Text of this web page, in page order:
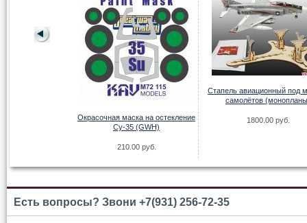
Окрасочная маска на остекление
Су-35 (GWH)
210.00 руб.
Стапель авиационный под
самолётов
1800.00 руб.
Есть вопросы? Звони +7(931) 256-72-35